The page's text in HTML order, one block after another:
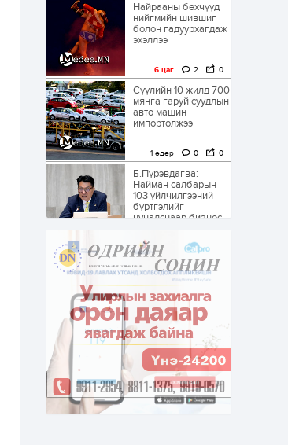
Найрааны бөхчүүд
нийгмийн шившиг
болон гадуурхагдаж
эхэллээ
6 цаг 2 0
Сүүлийн 10 жилд 700
мянга гаруй суудлын
авто машин
импортолжээ
1 өдөр 0 0
Б.Пүрэвдагва:
Найман салбарын
103 үйлчилгээний
бүртгэлийг
цуцалснаар бизнес
Долдугаар сард
709.503 зөрчил
бүртгэгджээ
1 өдөр 0
Цалинтай ээжийн 50
мянган төгрөгийн
тэтгэмжийг 500
мянгад хүргэх
өргөдөлд санал авч
эхэлжээ
1 өдөр 2